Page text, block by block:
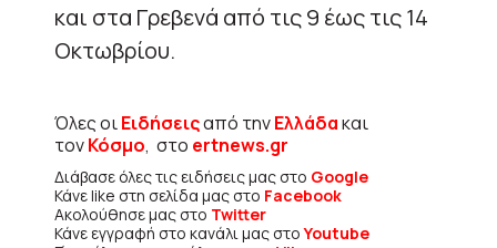
και στα Γρεβενά από τις 9 έως τις 14
Οκτωβρίου.
Όλες οιΕιδήσειςαπό τηνΕλλάδακαι
τονΚόσμο, στο ertnews.gr
Διάβασε όλες τις ειδήσεις μας στο Google
Κάνε like στη σελίδα μας στο Facebook
Ακολούθησε μας στο Twitter
Κάνε εγγραφή στο κανάλι μας στοYoutube